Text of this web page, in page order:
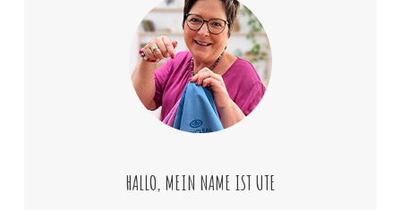
HALLO, MEIN NAME IST UTE